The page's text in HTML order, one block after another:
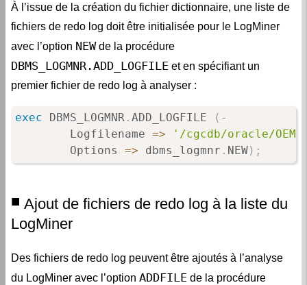
À l’issue de la création du fichier dictionnaire, une liste de
fichiers de redo log doit être initialisée pour le LogMiner
avec l’option NEWde la procédure
DBMS_LOGMNR.ADD_LOGFILE et en spécifiant un
premier fichier de redo log à analyser :
exec DBMS_LOGMNR. ADD_LOGFILE ( -
        Logfilename
=>
'/cgcdb/oracle/
        Options
=> dbms_logmnr . NEW) ;
Ajout de fichiers de redo log à la liste du
LogMiner
Des fichiers de redo log peuvent être ajoutés à l’analyse
du LogMiner avec l’option ADDFILE de la procédure